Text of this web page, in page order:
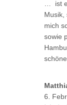
… ist
Musik,
mich
sowie
6.